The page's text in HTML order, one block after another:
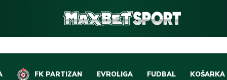
FK PARTIZAN EVROLIGA FUDBAL KOŠARKA